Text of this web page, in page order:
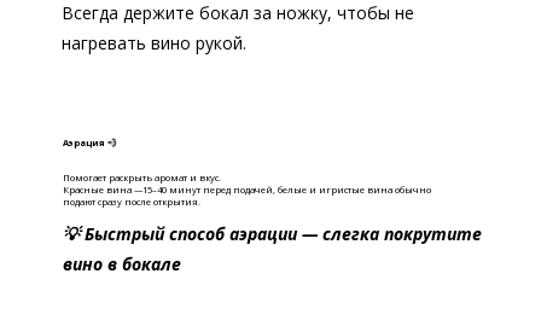
Аэрация 💨
Помогает раскрыть аромат и вкус.
Красные вина —15–40 минут перед подачей, белые и игристые вина обычно
подают сразу после открытия.
💡 Быстрый способ аэрации — слегка покрутите
вино в бокале
Всегда держите бокал за ножку, чтобы не
нагревать вино рукой.